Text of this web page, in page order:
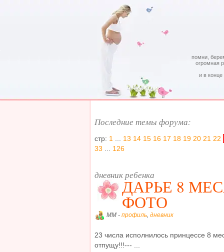
помни,
огромная
и в
Последние темы форума:
стр: 1 13 14 15 16 17 18 19 20 21 22
33
126
дневник ребенка
ДАРЬЕ 8
ФОТО
MM - профиль, дневник
23 числа исполнилось принцессе 8
отпущу!!!--- ...